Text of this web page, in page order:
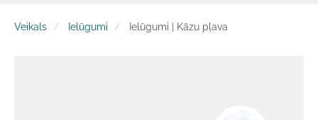
Veikals Ielūgumi Ielūgumi | Kāzu pļava